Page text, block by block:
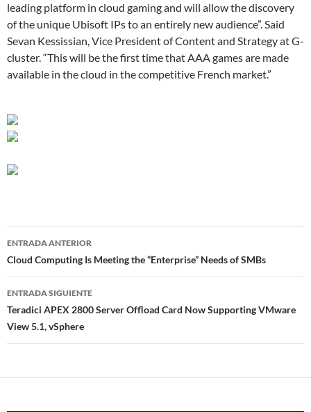
leading platform in cloud gaming and will allow the discovery
of the unique Ubisoft IPs to an entirely new audience”. Said
Sevan Kessissian, Vice President of Content and Strategy at G-
cluster. “This will be the first time that AAA games are made
available in the cloud in the competitive French market.”
Navegador
de
entradas
ENTRADA ANTERIOR
Cloud Computing Is Meeting the “Enterprise” Needs of SMBs
ENTRADA SIGUIENTE
Teradici APEX 2800 Server Offload Card Now Supporting VMware
View 5.1, vSphere